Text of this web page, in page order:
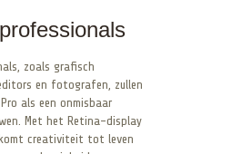
zoals grafisch
en fotografen, zullen
als een onmisbaar
Met het Retina-display
creativiteit tot leven